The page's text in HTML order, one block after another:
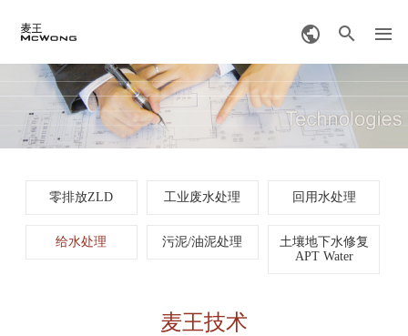
零排放ZLD 工业废水处理 回用水处理
给水处理 污泥/油泥处理
土壤地下水修复
APT Water
麦王技术